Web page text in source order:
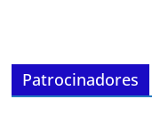
Patrocinadores